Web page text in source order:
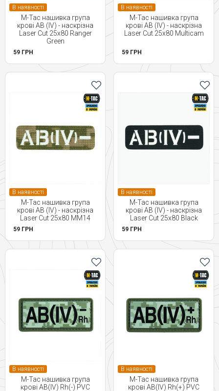
В наявності
M-Tac нашивка група
крові AB (IV) - наскрізна
Laser Cut 25х80 Ranger
Green
59 ГРН
В наявності
M-Tac нашивка група
крові AB (IV) - наскрізна
Laser Cut 25х80 Multicam
59 ГРН
В наявності
M-Tac нашивка група
крові AB (IV) - наскрізна
Laser Cut 25х80 MM14
59 ГРН
В наявності
M-Tac нашивка група
крові AB (IV) - наскрізна
Laser Cut 25х80 Black
59 ГРН
В наявності
M-Tac нашивка група
крові AB(IV) Rh(-) PVC
В наявності
M-Tac нашивка група
крові AB(IV) Rh(+) PVC